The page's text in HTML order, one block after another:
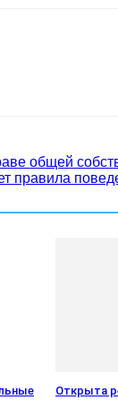
общей
правила
Открыта